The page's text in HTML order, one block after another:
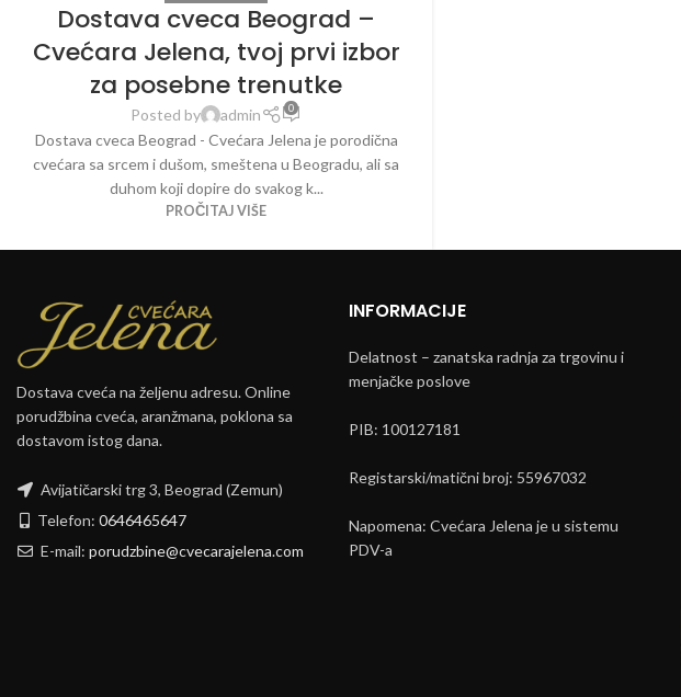
Dostava cveca Beograd –
Cvećara Jelena, tvoj prvi izbor
za posebne trenutke
Posted by admin 0
Dostava cveca Beograd - Cvećara Jelena je porodična
cvećara sa srcem i dušom, smeštena u Beogradu, ali sa
duhom koji dopire do svakog k...
PROČITAJ VIŠE
Dostava cveća na željenu adresu. Online
porudžbina cveća, aranžmana, poklona sa
dostavom istog dana.
Avijatičarski trg 3, Beograd (Zemun)
Telefon: 0646465647
E-mail: porudzbine@cvecarajelena.com
INFORMACIJE
Delatnost – zanatska radnja za trgovinu i
menjačke poslove
PIB: 100127181
Registarski/matični broj: 55967032
Napomena: Cvećara Jelena je u sistemu
PDV-a